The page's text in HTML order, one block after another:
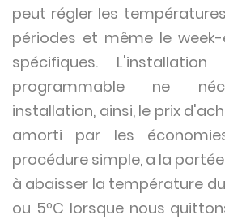
peut régler les
périodes et même le
spécifiques.
programmable ne
installation, ainsi, le prix
amorti par les
procédure simple, a la
à abaisser la température
ou 5ºC lorsque nous